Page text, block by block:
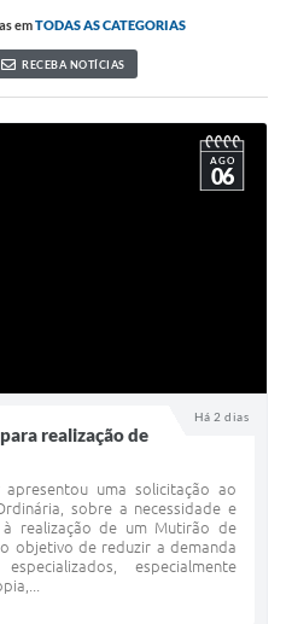
emTODAS AS CATEGORIAS
RECEBA NOTÍCIAS
Há 2 dias
AGO
06
realização de
uma solicitação ao
sobre a necessidade e
realização de um Mutirão de
objetivo de reduzir a demanda
especialmente